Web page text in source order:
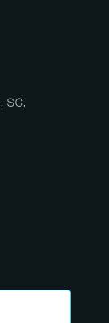
SC,